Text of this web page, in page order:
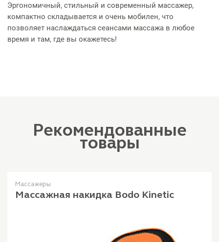
Эргономичный, стильный и современный массажер,
компактно складывается и очень мобилен, что
позволяет наслаждаться сеансами массажа в любое
время и там, где вы окажетесь!
Рекомендованные
товары
Массажеры
Массажная накидка Bodo Kinetic